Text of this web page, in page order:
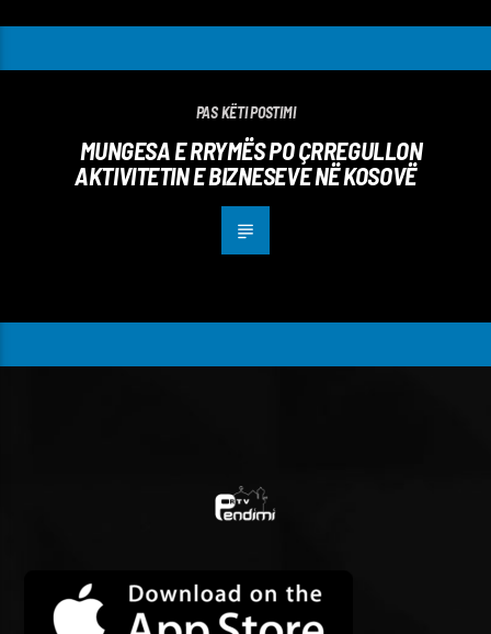
PAS KËTI POSTIMI
MUNGESA E RRYMËS PO ÇRREGULLON
AKTIVITETIN E BIZNESEVE NË KOSOVË